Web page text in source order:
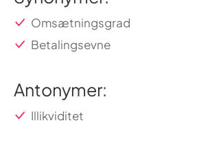
Omsætningsgrad
Betalingsevne
Antonymer:
Illikviditet